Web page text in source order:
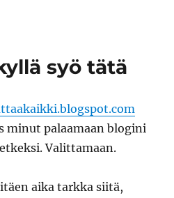
syö tätä
minut palaamaan blogini
Valittamaan.
aika tarkka siitä,